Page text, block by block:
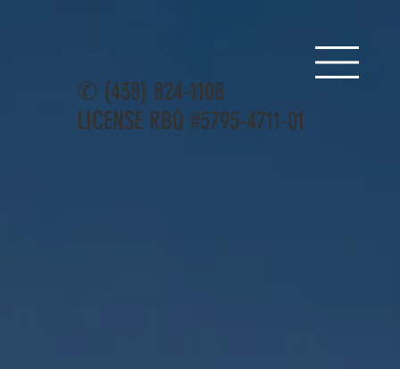
✆ (438) 824-1108
LICENSE RBQ #5795-4711-01